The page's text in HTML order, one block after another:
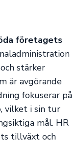
företagets
stärker
är avgörande
fokuserar på
vilket i sin tur
mål. HR
tillväxt och